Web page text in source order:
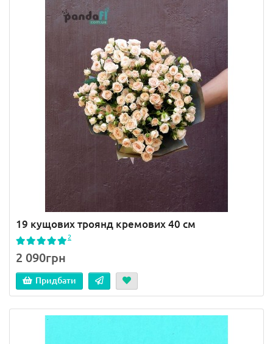
19 кущових троянд кремових 40 см
2
2 090грн
Придбати